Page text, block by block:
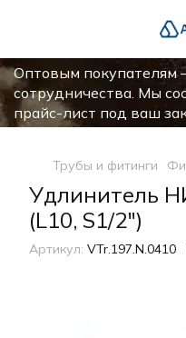
Оптовым покупателям
сотрудничества. Мы
прайс-лист под ваш
Трубы и фитинги
Удлинитель
(L10, S1/2")
Артикул: VTr.197.N.0410